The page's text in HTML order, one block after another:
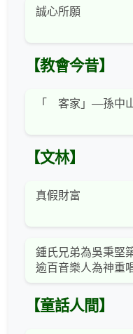
誠心所願
【教會今昔】
「 客家」—孫中
【文林】
真假財富
鍾氏兄弟為吳秉堅
逾百音樂人為神重
【童話人間】